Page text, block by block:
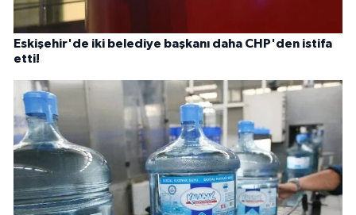
Eskişehir'de iki belediye başkanı daha CHP'den istifa
etti!